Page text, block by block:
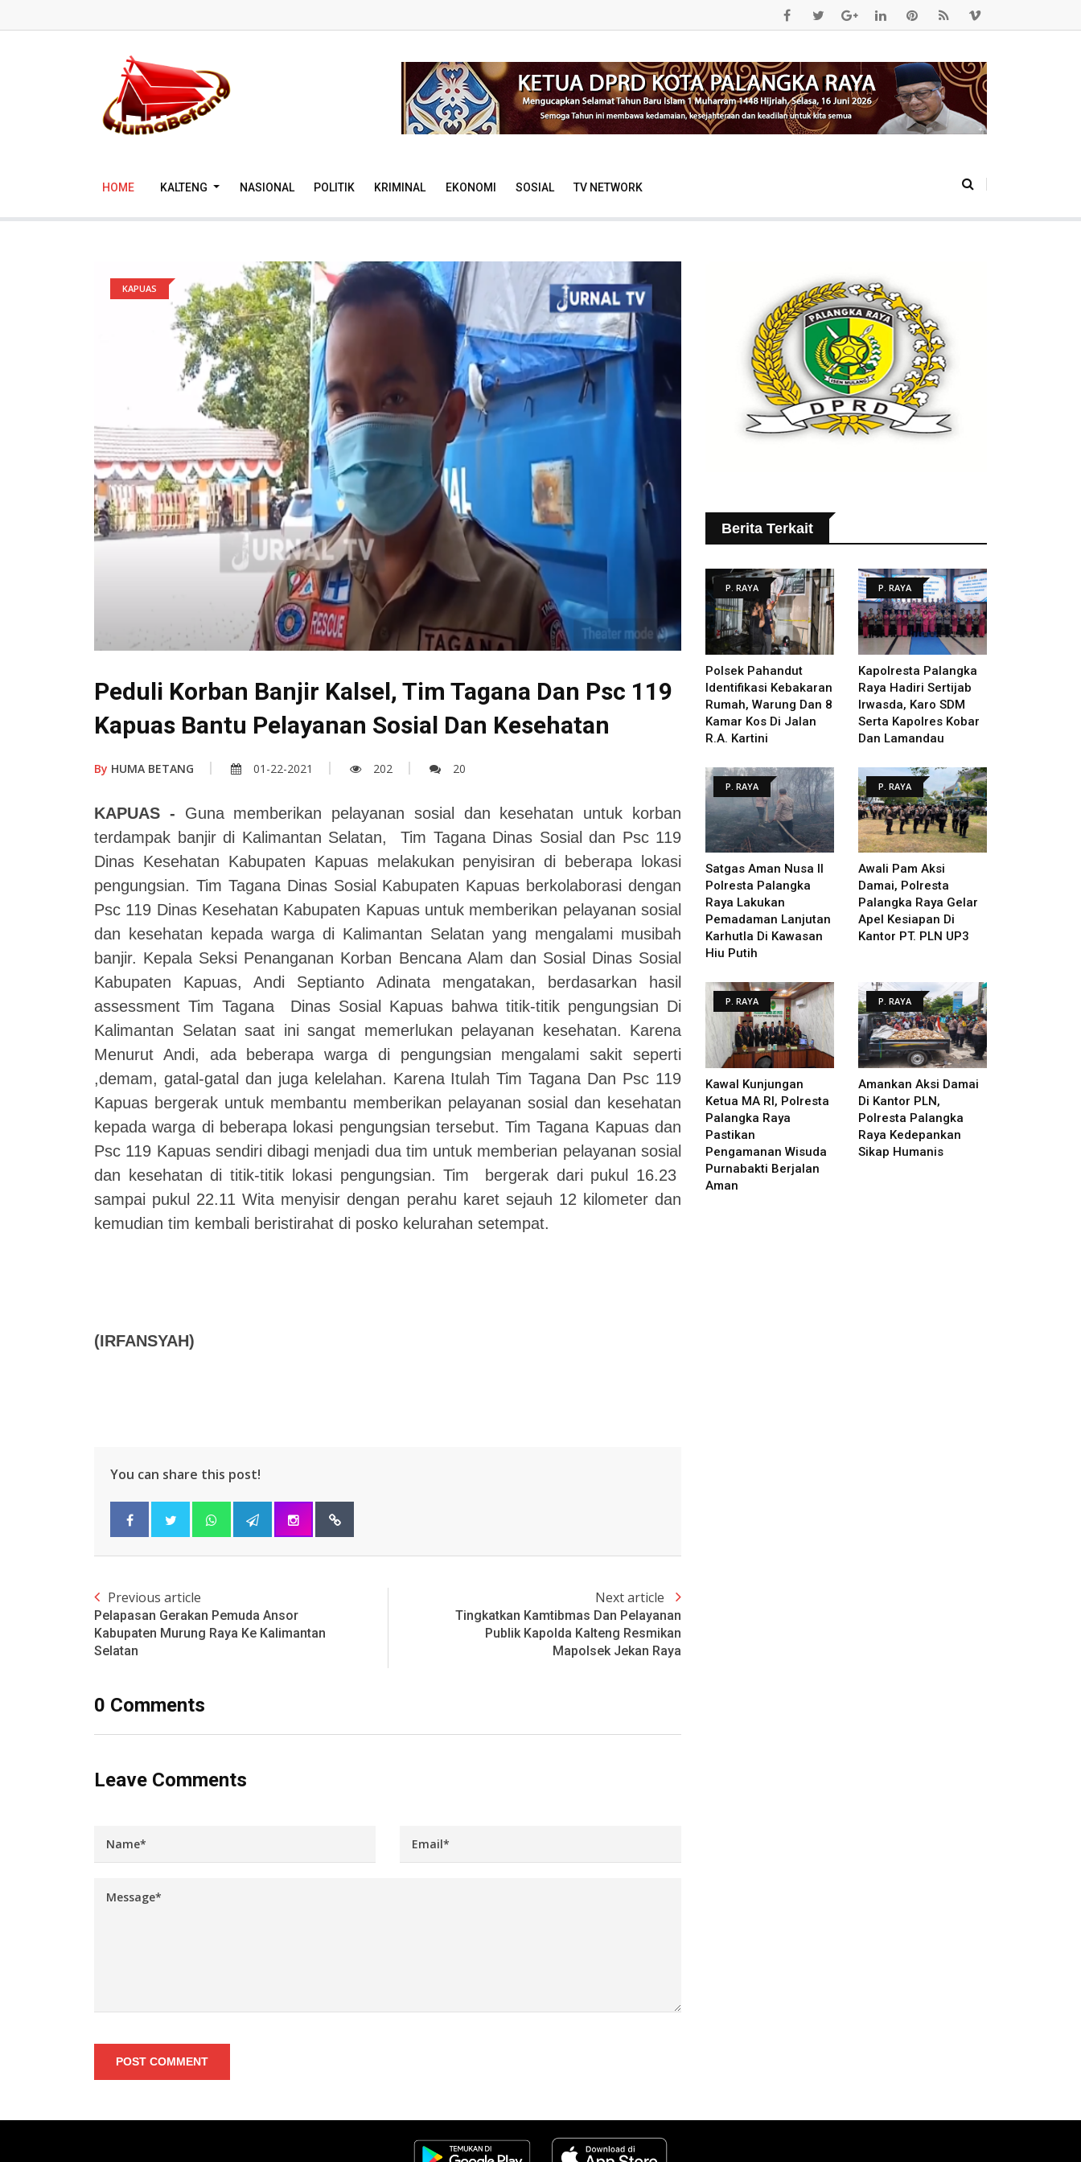
HOME KALTENG NASIONAL POLITIK KRIMINAL EKONOMI SOSIAL TV NETWORK
KAPUAS
Peduli Korban Banjir Kalsel, Tim Tagana Dan Psc 119
Kapuas Bantu Pelayanan Sosial Dan Kesehatan
By HUMA BETANG 01-22-2021 202 20
KAPUAS - Guna memberikan pelayanan sosial dan kesehatan untuk korban
terdampak banjir di Kalimantan Selatan, Tim Tagana Dinas Sosial dan Psc 119
Dinas Kesehatan Kabupaten Kapuas melakukan penyisiran di beberapa lokasi
pengungsian. Tim Tagana Dinas Sosial Kabupaten Kapuas berkolaborasi dengan
Psc 119 Dinas Kesehatan Kabupaten Kapuas untuk memberikan pelayanan sosial
dan kesehatan kepada warga di Kalimantan Selatan yang mengalami musibah
banjir. Kepala Seksi Penanganan Korban Bencana Alam dan Sosial Dinas Sosial
Kabupaten Kapuas, Andi Septianto Adinata mengatakan, berdasarkan hasil
assessment Tim Tagana Dinas Sosial Kapuas bahwa titik-titik pengungsian Di
Kalimantan Selatan saat ini sangat memerlukan pelayanan kesehatan. Karena
Menurut Andi, ada beberapa warga di pengungsian mengalami sakit seperti
,demam, gatal-gatal dan juga kelelahan. Karena Itulah Tim Tagana Dan Psc 119
Kapuas bergerak untuk membantu memberikan pelayanan sosial dan kesehatan
kepada warga di beberapa lokasi pengungsian tersebut. Tim Tagana Kapuas dan
Psc 119 Kapuas sendiri dibagi menjadi dua tim untuk memberian pelayanan sosial
dan kesehatan di titik-titik lokasi pengungsian. Tim bergerak dari pukul 16.23
sampai pukul 22.11 Wita menyisir dengan perahu karet sejauh 12 kilometer dan
kemudian tim kembali beristirahat di posko kelurahan setempat.
(IRFANSYAH)
You can share this post!
Previous article
Pelapasan Gerakan Pemuda Ansor
Kabupaten Murung Raya Ke Kalimantan
Selatan
Next article
Tingkatkan Kamtibmas Dan Pelayanan
Publik Kapolda Kalteng Resmikan
Mapolsek Jekan Raya
0 Comments
Leave Comments
POST COMMENT
Berita Terkait
P. RAYA
Polsek Pahandut
Identifikasi Kebakaran
Rumah, Warung Dan 8
Kamar Kos Di Jalan
R.A. Kartini
P. RAYA
Kapolresta Palangka
Raya Hadiri Sertijab
Irwasda, Karo SDM
Serta Kapolres Kobar
Dan Lamandau
P. RAYA
Satgas Aman Nusa II
Polresta Palangka
Raya Lakukan
Pemadaman Lanjutan
Karhutla Di Kawasan
Hiu Putih
P. RAYA
Awali Pam Aksi
Damai, Polresta
Palangka Raya Gelar
Apel Kesiapan Di
Kantor PT. PLN UP3
P. RAYA
Kawal Kunjungan
Ketua MA RI, Polresta
Palangka Raya
Pastikan
Pengamanan Wisuda
Purnabakti Berjalan
Aman
P. RAYA
Amankan Aksi Damai
Di Kantor PLN,
Polresta Palangka
Raya Kedepankan
Sikap Humanis